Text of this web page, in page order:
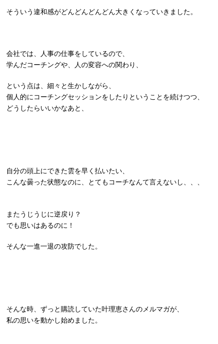
そういう違和感がどんどんどんどん大きくなっていきました。
会社では、人事の仕事をしているので、
学んだコーチングや、人の変容への関わり、
という点は、細々と生かしながら、
個人的にコーチングセッションをしたりということを続けつつ、
どうしたらいいかなあと、
自分の頭上にできた雲を早く払いたい、
こんな曇った状態なのに、とてもコーチなんて言えないし、、、
またうじうじに逆戻り？
でも思いはあるのに！
そんな一進一退の攻防でした。
そんな時、ずっと購読していた叶理恵さんのメルマガが、
私の思いを動かし始めました。